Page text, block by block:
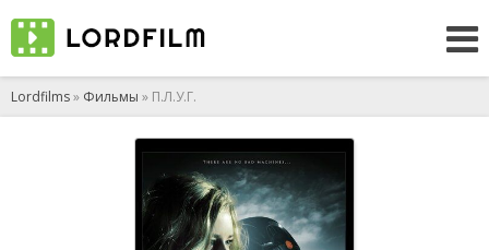
Lordfilms» Фильмы » П.Л.У.Г.